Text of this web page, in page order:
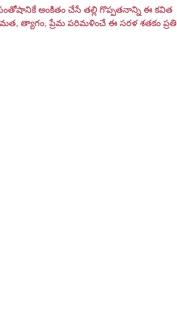
అంకితం చేసే తల్లి గొప్పతనాన్ని ఈ కవిత
త్యాగం, ప్రేమ పరిమళించే ఈ సరళ శతకం ప్రతి